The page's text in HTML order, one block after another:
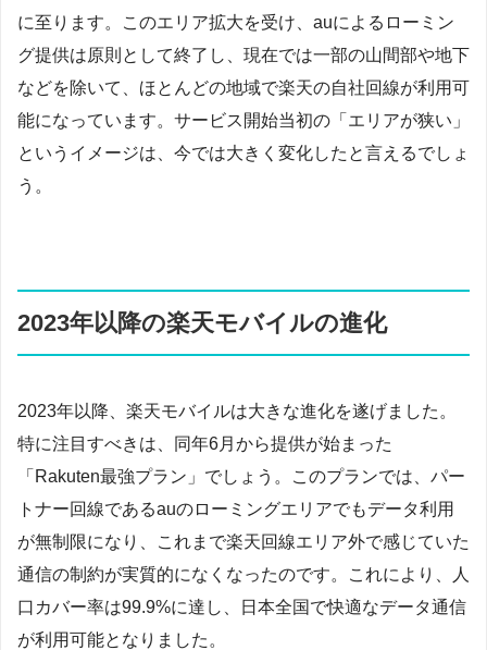
に至ります。このエリア拡大を受け、auによるローミン
グ提供は原則として終了し、現在では一部の山間部や地下
などを除いて、ほとんどの地域で楽天の自社回線が利用可
能になっています。サービス開始当初の「エリアが狭い」
というイメージは、今では大きく変化したと言えるでしょ
う。
2023年以降の楽天モバイルの進化
2023年以降、楽天モバイルは大きな進化を遂げました。
特に注目すべきは、同年6月から提供が始まった
「Rakuten最強プラン」でしょう。このプランでは、パー
トナー回線であるauのローミングエリアでもデータ利用
が無制限になり、これまで楽天回線エリア外で感じていた
通信の制約が実質的になくなったのです。これにより、人
口カバー率は99.9%に達し、日本全国で快適なデータ通信
が利用可能となりました。